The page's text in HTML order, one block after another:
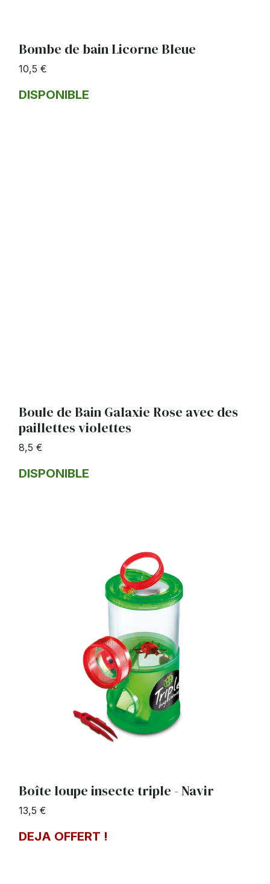
Bombe de bain Licorne Bleue
10,5 €
DISPONIBLE
Boule de Bain Galaxie Rose avec des
paillettes violettes
8,5 €
DISPONIBLE
Boîte loupe insecte triple - Navir
13,5 €
DEJA OFFERT !